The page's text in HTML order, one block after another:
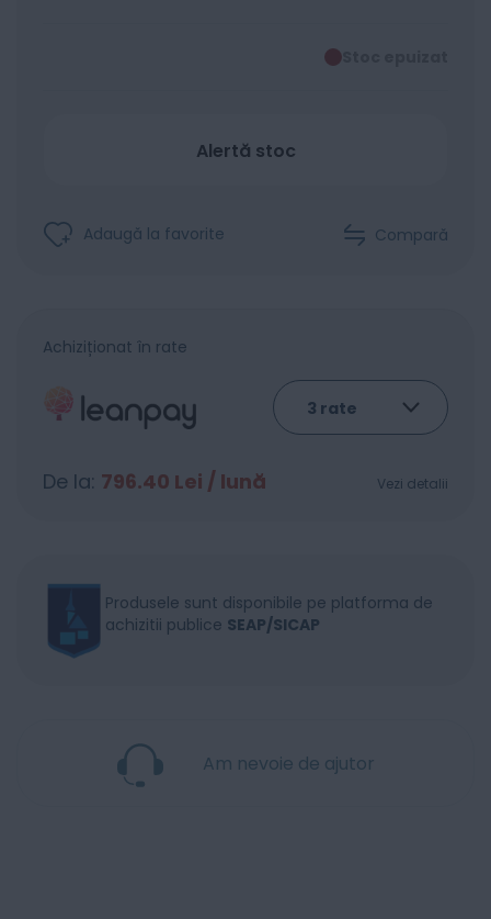
Alertă stoc
Adaugă la favorite Compară
Achiziționat în rate
De la: 796.40 Lei / lună Vezi detalii
Produsele sunt disponibile pe platforma de
achizitii publice SEAP/SICAP
Am nevoie de ajutor